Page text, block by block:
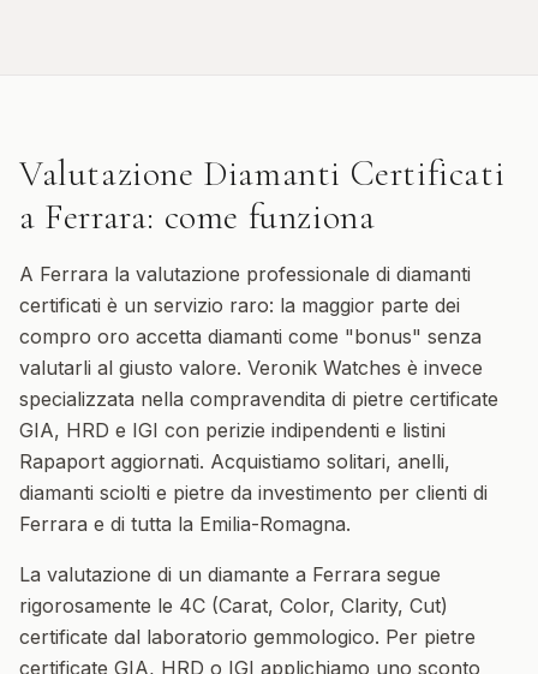
Valutazione Diamanti Certificati
a Ferrara: come funziona
A Ferrara la valutazione professionale di diamanti
certificati è un servizio raro: la maggior parte dei
compro oro accetta diamanti come "bonus" senza
valutarli al giusto valore. Veronik Watches è invece
specializzata nella compravendita di pietre certificate
GIA, HRD e IGI con perizie indipendenti e listini
Rapaport aggiornati. Acquistiamo solitari, anelli,
diamanti sciolti e pietre da investimento per clienti di
Ferrara e di tutta la Emilia-Romagna.
La valutazione di un diamante a Ferrara segue
rigorosamente le 4C (Carat, Color, Clarity, Cut)
certificate dal laboratorio gemmologico. Per pietre
certificate GIA, HRD o IGI applichiamo uno sconto